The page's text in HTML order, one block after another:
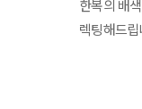
한복의 배
렉팅해드